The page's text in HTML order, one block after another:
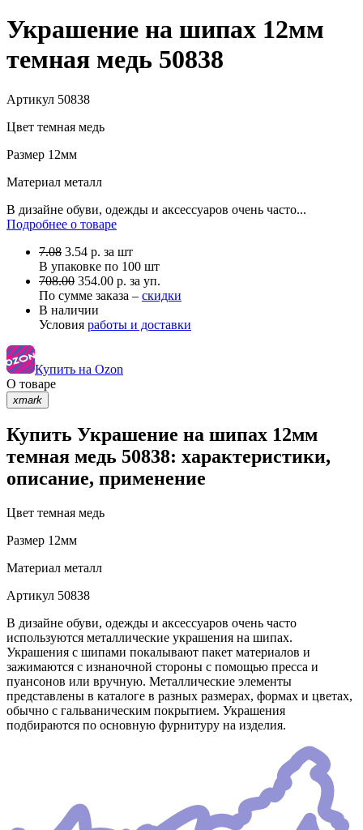
Украшение на шипах 12мм
темная медь 50838
Артикул 50838
Цвет темная медь
Размер 12мм
Материал металл
В дизайне обуви, одежды и аксессуаров очень часто...
Подробнее о товаре
7.08 3.54 р. за шт
В упаковке по 100 шт
708.00 354.00 р. за уп.
По сумме заказа – скидки
В наличии
Условия работы и доставки
Купить на Ozon
О товаре
xmark
Купить Украшение на шипах 12мм
темная медь 50838: характеристики,
описание, применение
Цвет темная медь
Размер 12мм
Материал металл
Артикул 50838
В дизайне обуви, одежды и аксессуаров очень часто
используются металлические украшения на шипах.
Украшения с шипами покалывают пакет материалов и
зажимаются с изнаночной стороны с помощью пресса и
пуансонов или вручную. Металлические элементы
представлены в каталоге в разных размерах, формах и цветах,
обычно с гальваническим покрытием. Украшения
подбираются по основную фурнитуру на изделия.